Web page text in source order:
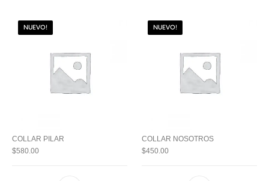
NUEVO!
COLLAR PILAR
$580.00
NUEVO!
COLLAR NOSOTROS
$450.00